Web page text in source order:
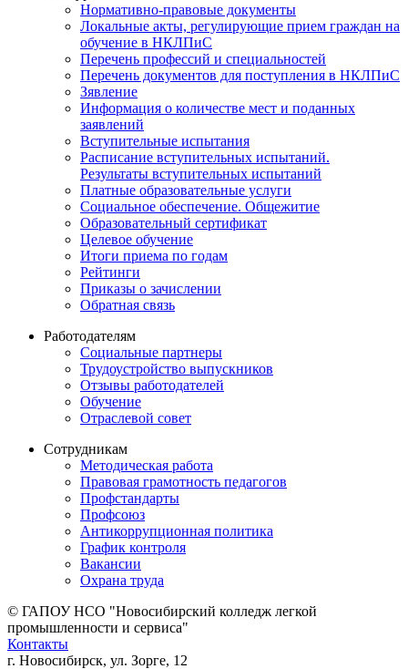
Нормативно-правовые документы
Локальные акты, регулирующие прием граждан на
обучение в НКЛПиС
Перечень профессий и специальностей
Перечень документов для поступления в НКЛПиС
Зявление
Информация о количестве мест и поданных
заявлений
Вступительные испытания
Расписание вступительных испытаний.
Результаты вступительных испытаний
Платные образовательные услуги
Социальное обеспечение. Общежитие
Образовательный сертификат
Целевое обучение
Итоги приема по годам
Рейтинги
Приказы о зачислении
Обратная связь
Работодателям
Социальные партнеры
Трудоустройство выпускников
Отзывы работодателей
Обучение
Отраслевой совет
Сотрудникам
Методическая работа
Правовая грамотность педагогов
Профстандарты
Профсоюз
Антикоррупционная политика
График контроля
Вакансии
Охрана труда
© ГАПОУ НСО "Новосибирский колледж легкой
промышленности и сервиса"
Контакты
г. Новосибирск, ул. Зорге, 12